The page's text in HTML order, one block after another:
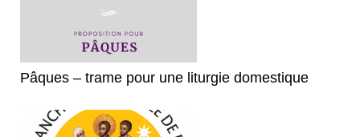
Pâques – trame pour une liturgie domestique